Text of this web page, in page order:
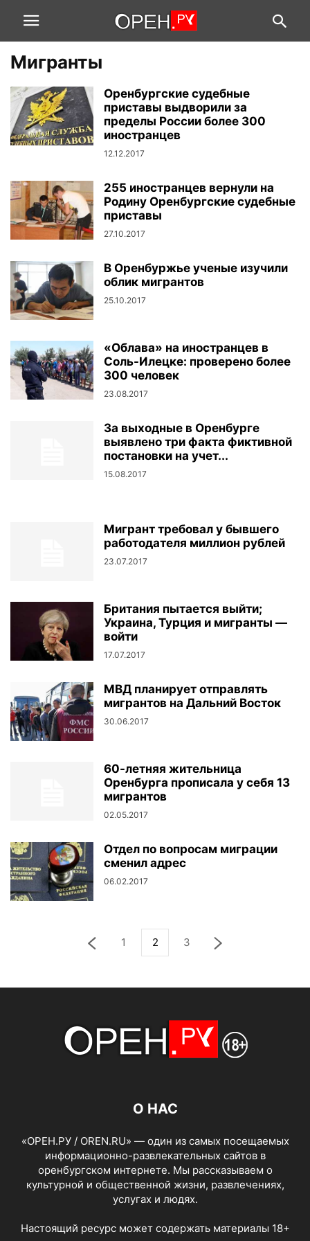
Мигранты
Оренбургские судебные
приставы выдворили за
пределы России более 300
иностранцев
12.12.2017
255 иностранцев вернули на
Родину Оренбургские судебные
приставы
27.10.2017
В Оренбуржье ученые изучили
облик мигрантов
25.10.2017
«Облава» на иностранцев в
Соль-Илецке: проверено более
300 человек
23.08.2017
За выходные в Оренбурге
выявлено три факта фиктивной
постановки на учет...
15.08.2017
Мигрант требовал у бывшего
работодателя миллион рублей
23.07.2017
Британия пытается выйти;
Украина, Турция и мигранты —
войти
17.07.2017
МВД планирует отправлять
мигрантов на Дальний Восток
30.06.2017
60-летняя жительница
Оренбурга прописала у себя 13
мигрантов
02.05.2017
Отдел по вопросам миграции
сменил адрес
06.02.2017
1 2 3
О НАС
«ОРЕН.РУ / OREN.RU» — один из самых посещаемых
информационно-развлекательных сайтов в
оренбургском интернете. Мы рассказываем о
культурной и общественной жизни, развлечениях,
услугах и людях.
Настоящий ресурс может содержать материалы 18+